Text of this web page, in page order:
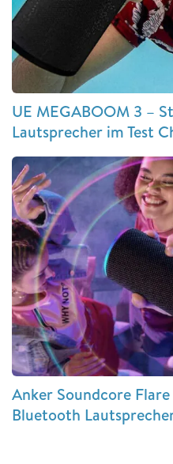
UE MEGABOOM 3 –
Lautsprecher im Test
Anker Soundcore
Bluetooth